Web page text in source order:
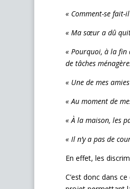
« Comment-se fait-
« Ma sœur a dû
« Pourquoi, à la fin
de tâches
« Une de mes
« Au moment de
« À la maison, les
« Il n’y a pas de
En effet, les
C’est donc dans